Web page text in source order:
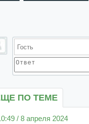
ПО ТЕМЕ
/ 8 апреля 2024